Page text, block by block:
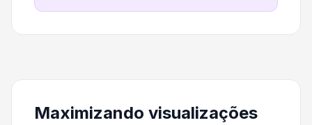
Maximizando visualizações